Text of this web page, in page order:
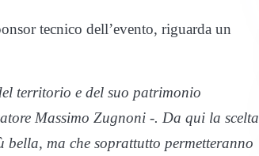
tecnico dell’evento, riguarda un
territorio e del suo patrimonio
Massimo Zugnoni -. Da qui la scelta
ma che soprattutto permetteranno